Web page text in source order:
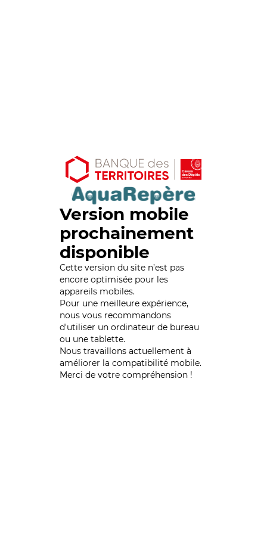
Version mobile
prochainement
disponible
Cette version du site n’est pas
encore optimisée pour les
appareils mobiles.
Pour une meilleure expérience,
nous vous recommandons
d'utiliser un ordinateur de bureau
ou une tablette.
Nous travaillons actuellement à
améliorer la compatibilité mobile.
Merci de votre compréhension !